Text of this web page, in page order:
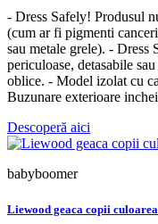
- Dress Safely! Produsul
(cum ar fi pigmenti
sau metale grele). - Dress
periculoase, detasabile
oblice. - Model izolat cu
Buzunare exterioare
Descoperă aici
babyboomer
Liewood geaca copii